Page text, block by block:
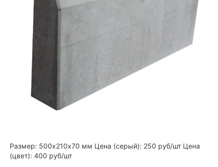
Размер: 500х210х70 мм Цена (серый): 250 руб/шт Цена
(цвет): 400 руб/шт